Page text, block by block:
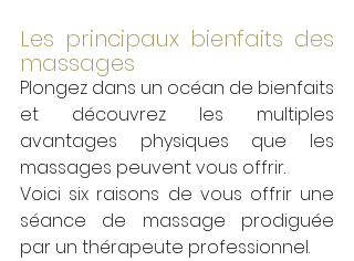
Les principaux bienfaits des
massages
Plongez dans un océan de bienfaits
et découvrez les multiples
avantages physiques que les
massages peuvent vous offrir.
Voici six raisons de vous offrir une
séance de massage prodiguée
par un thérapeute professionnel.